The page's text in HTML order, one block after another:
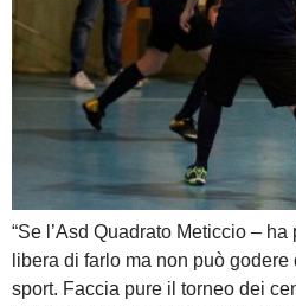
“Se l’Asd Quadrato Meticcio –
libera di farlo ma non può
sport. Faccia pure il torneo dei